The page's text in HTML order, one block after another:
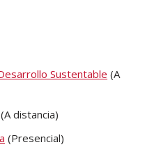
Sustentable (A
(A distancia)
(Presencial)